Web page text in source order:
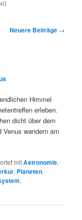
Neuere Beiträge →
Himmel
erleben.
dicht über dem
wandern am
mitAstronomie,
, Planeten,
,